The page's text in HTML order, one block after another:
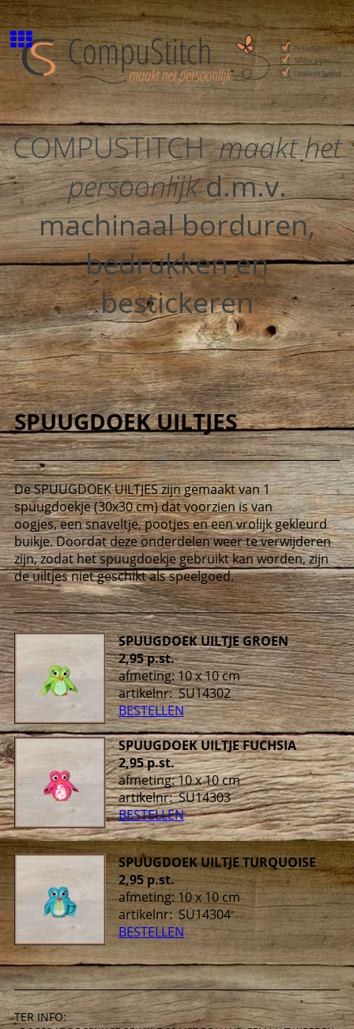
COMPUSTITCHmaakt het
persoonlijkd.m.v.
machinaal borduren,
bedrukken en
bestickeren
SPUUGDOEK UILTJES
De SPUUGDOEK UILTJES zijn gemaakt van 1
spuugdoekje (30x30 cm) dat voorzien is van
oogjes, een snaveltje, pootjes en een vrolijk gekleurd
buikje. Doordat deze onderdelen weer te verwijderen
zijn, zodat het spuugdoekje gebruikt kan worden, zijn
de uiltjes niet geschikt als speelgoed.
SPUUGDOEK UILTJE GROEN
2,95 p.st.
afmeting: 10 x 10 cm
artikelnr: SU14302
BESTELLEN
SPUUGDOEK UILTJE FUCHSIA
2,95 p.st.
afmeting: 10 x 10 cm
artikelnr: SU14303
BESTELLEN
SPUUGDOEK UILTJE TURQUOISE
2,95 p.st.
afmeting: 10 x 10 cm
artikelnr: SU14304
BESTELLEN
TER INFO: